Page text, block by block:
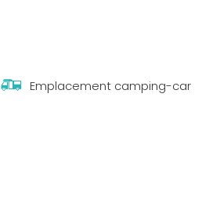
Emplacement camping-car